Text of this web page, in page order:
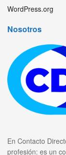
WordPress.org
Nosotros
En Contacto
profesión: es un